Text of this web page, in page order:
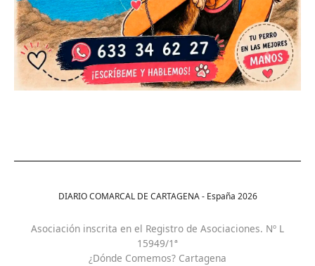
DIARIO COMARCAL DE CARTAGENA - España 2026
Asociación inscrita en el Registro de Asociaciones. Nº L
15949/1ª
¿Dónde Comemos? Cartagena